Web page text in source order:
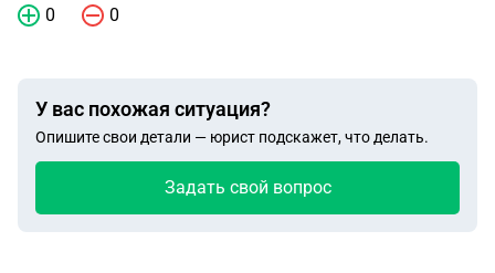
0 0
У вас похожая ситуация?
Опишите свои детали — юрист подскажет, что делать.
Задать свой вопрос